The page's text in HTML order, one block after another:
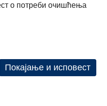
о потреби очишћења
Покајање и исповест